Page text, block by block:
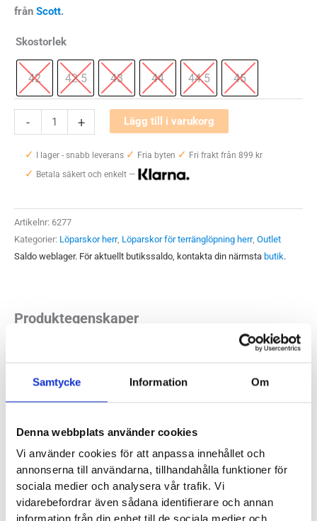
Samtycke Information Om
Denna webbplats använder cookies
Vi använder cookies för att anpassa innehållet och
annonserna till användarna, tillhandahålla funktioner för
sociala medier och analysera vår trafik. Vi
vidarebefordrar även sådana identifierare och annan
från Scott.
Skostorlek
42 42.5 43 44 44.5 45
-
Supertrac
Herr
+ Lägg till i varukorg
✓ I lager - snabb leverans ✓ Fria byten ✓ Fri frakt från 899 kr
✓ Betala säkert och enkelt —
Artikelnr: 6277
Kategorier: Löparskor herr, Löparskor för terränglöpning herr, Outlet
Saldo weblager. För aktuellt butikssaldo, kontakta din närmsta butik.
Produktegenskaper
Scott Supertrac 3 är en suverän terränglöparsko. Med en
grovt mönstrad sula får du grymt grepp på både leriga stigar
och klippor. Lagom mycket stötdämpning för att ge god
Supertrac 3 är en allsidig variant som klarar de allra flesta
förhållanden som terrängen kan utmana dig på.
Läst:Normal
Fotvalv: Normala, höga